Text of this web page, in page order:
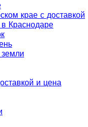
крае с доставкой
Краснодаре
и цена